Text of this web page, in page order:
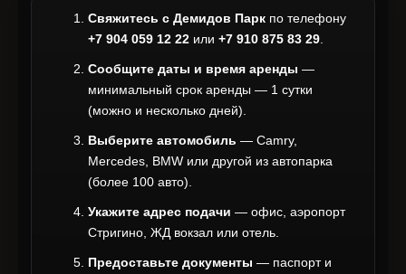
Свяжитесь с Демидов Парк по телефону
+7 904 059 12 22 или +7 910 875 83 29
Сообщите даты и время аренды —
минимальный срок аренды — 1 сутки
(можно и несколько дней).
Выберите автомобиль — Camry,
Mercedes, BMW или другой из автопарка
(более 100 авто).
Укажите адрес подачи — офис, аэропорт
Стригино, ЖД вокзал или отель.
Предоставьте документы — паспорт и